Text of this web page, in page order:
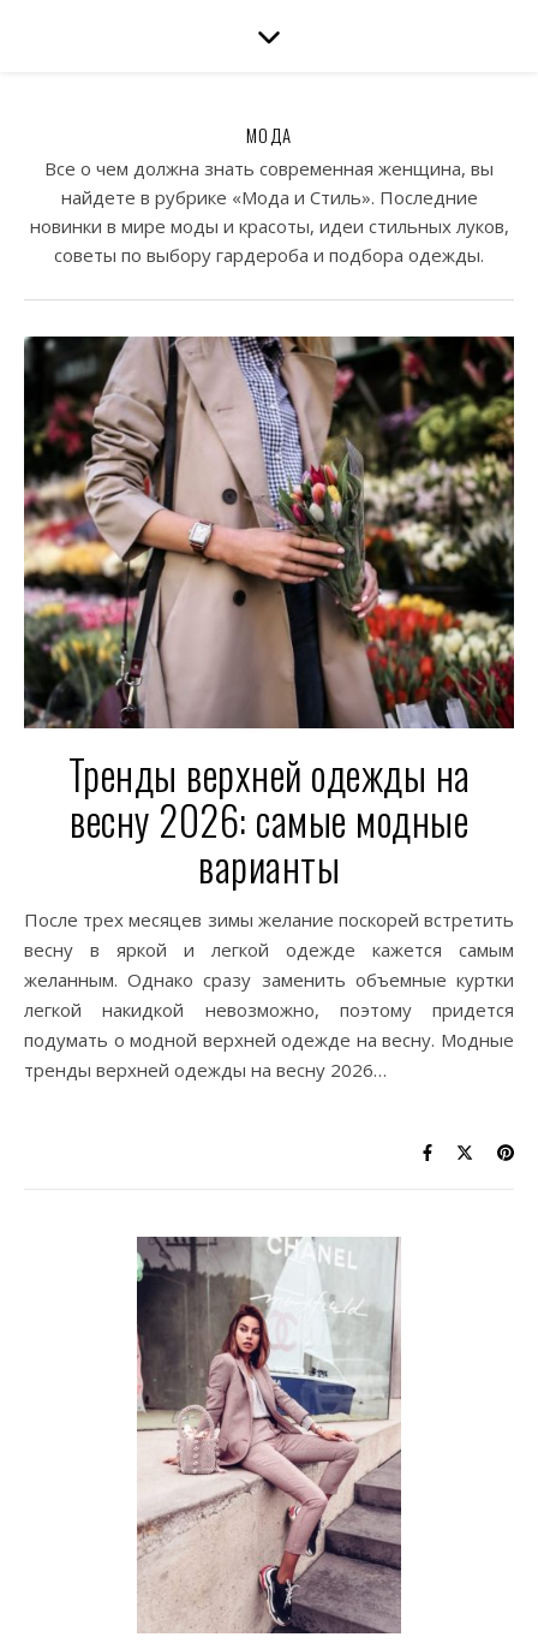
МОДА
Все о чем должна знать современная женщина, вы
найдете в рубрике «Мода и Стиль». Последние
новинки в мире моды и красоты, идеи стильных луков,
советы по выбору гардероба и подбора одежды.
Тренды верхней одежды на
весну 2026: самые модные
варианты
После трех месяцев зимы желание поскорей встретить
весну в яркой и легкой одежде кажется самым
желанным. Однако сразу заменить объемные куртки
легкой накидкой невозможно, поэтому придется
подумать о модной верхней одежде на весну. Модные
тренды верхней одежды на весну 2026…